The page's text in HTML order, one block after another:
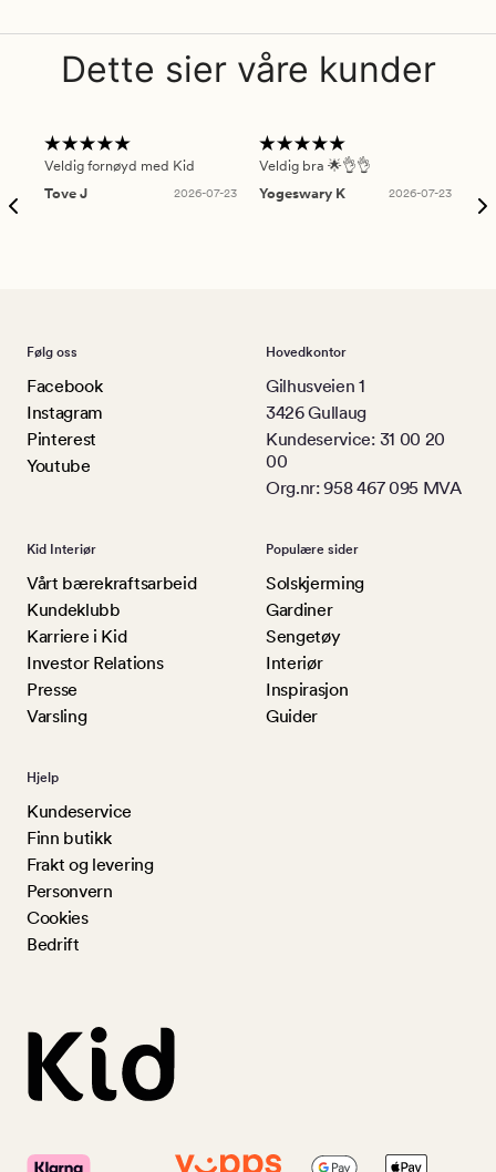
Dette sier våre kunder
Veldig fornøyd med Kid
Tove J
2026-07-23
Veldig bra 🌟👌👌
Yogeswary K
2026-07-23
Følg oss
Facebook
Instagram
Pinterest
Youtube
Hovedkontor
Gilhusveien 1
3426 Gullaug
Kundeservice: 31 00 20
00
Org.nr: 958 467 095 MVA
Kid Interiør
Vårt bærekraftsarbeid
Kundeklubb
Karriere i Kid
Investor Relations
Presse
Varsling
Populære sider
Solskjerming
Gardiner
Sengetøy
Interiør
Inspirasjon
Guider
Hjelp
Kundeservice
Finn butikk
Frakt og levering
Personvern
Cookies
Bedrift